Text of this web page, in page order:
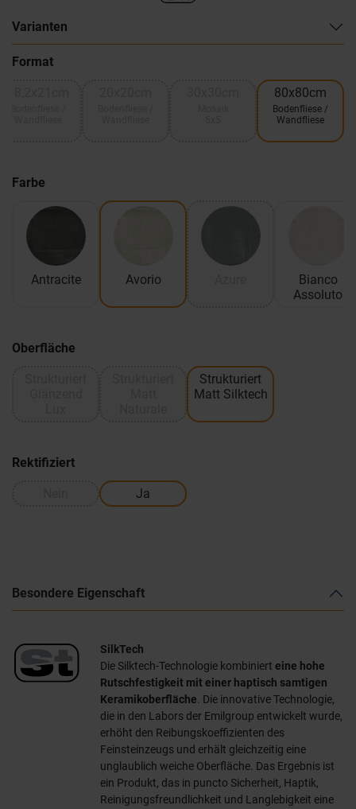
Varianten
Format
80x80cm
Bodenfliese /
Wandfliese
Farbe
Antracite Avorio
Bianco
Assoluto
Oberfläche
Strukturiert
Matt Silktech
Rektifiziert
Ja
Besondere Eigenschaft
SilkTech
Die Silktech-Technologie kombiniert eine hohe
Rutschfestigkeit mit einer haptisch samtigen
Keramikoberfläche. Die innovative Technologie,
die in den Labors der Emilgroup entwickelt wurde,
erhöht den Reibungskoeffizienten des
Feinsteinzeugs und erhält gleichzeitig eine
unglaublich weiche Oberfläche. Das Ergebnis ist
ein Produkt, das in puncto Sicherheit, Haptik,
Reinigungsfreundlichkeit und Langlebigkeit eine